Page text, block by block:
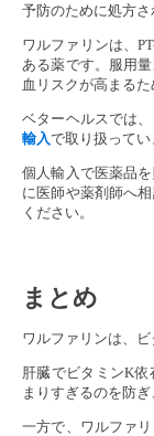
予防のために処方さ
ワルファリンは、
ある薬です。服用
血リスクが高まる
ベターヘルスでは
輸入で取り扱ってい
個人輸入で医薬品
に医師や薬剤師へ
ください。
まとめ
ワルファリンは、
肝臓でビタミンK
まりすぎるのを防
一方で、ワルファ